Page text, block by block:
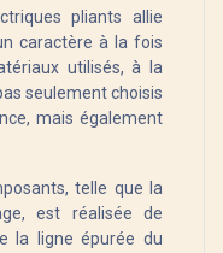
pliants allie
caractère à la fois
utilisés, à la
seulement choisis
mais également
telle que la
est réalisée de
la ligne épurée du